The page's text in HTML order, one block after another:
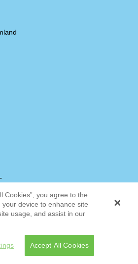
Cookies”, you agree to the
device to enhance site
usage, and assist in our
Accept All Cookies